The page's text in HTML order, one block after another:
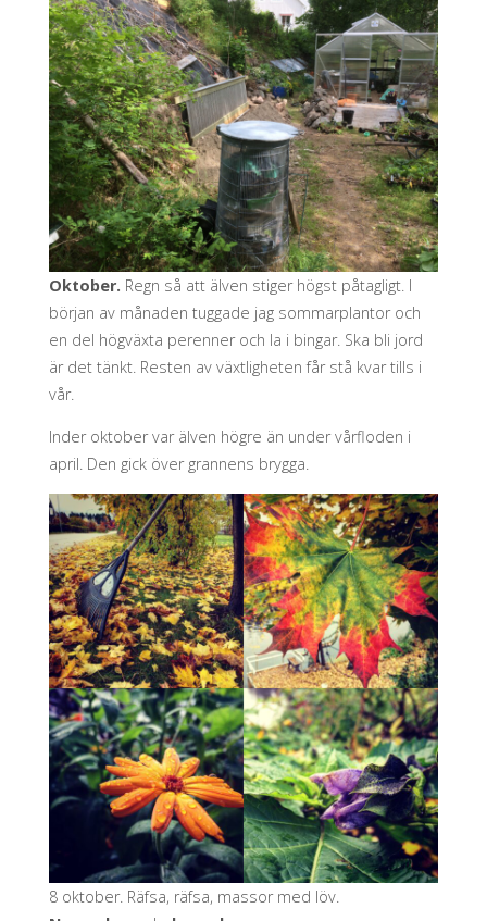
Oktober. Regn så att älven stiger högst påtagligt. I
början av månaden tuggade jag sommarplantor och
en del högväxta perenner och la i bingar. Ska bli jord
är det tänkt. Resten av växtligheten får stå kvar tills i
vår.
Inder oktober var älven högre än under vårfloden i
april. Den gick över grannens brygga.
8 oktober. Räfsa, räfsa, massor med löv.